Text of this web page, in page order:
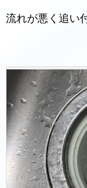
流れが悪く追い